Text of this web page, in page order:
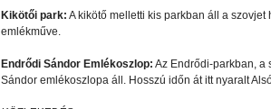
Kikötői park: A kikötő melletti kis parkban áll a
emlékműve.
Endrődi Sándor Emlékoszlop: Az Endrődi-parkban, a
Sándor emlékoszlopa áll. Hosszú időn át itt nyaralt